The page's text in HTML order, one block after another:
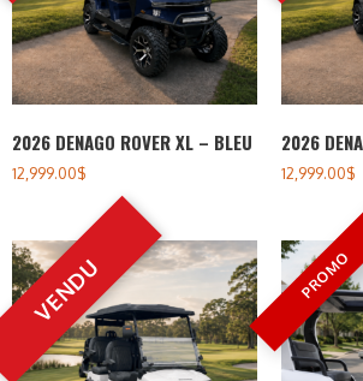
2026 DENAGO ROVER XL – BLEU
12,999.00$
2026
12,999.00$